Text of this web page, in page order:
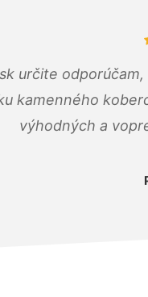
určite
kamenného
výhodných a